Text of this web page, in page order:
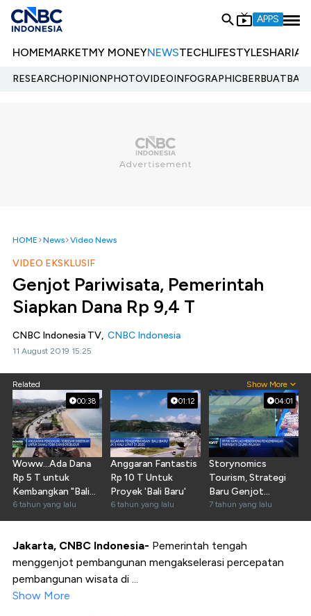
APPS
HOMEMARKETMY MONEYNEWSTECHLIFESTYLESHARIA
RESEARCHOPINIONPHOTOVIDEOINFOGRAPHIC
HOME News Video News
VIDEO EKSKLUSIF
Genjot Pariwisata, Pemerintah
Siapkan Dana Rp 9,4 T
CNBC Indonesia TV, CNBC Indonesia
11 August 2019 15:25
Related Show More
00:38
Woww...Ada Dana
Rp 5 T untuk
Kembangkan "Bali
Baru"
6 tahun yang lalu
01:12
Anggaran Fantastis
Rp 10 T Untuk
Proyek 'Bali Baru'
6 tahun yang lalu
04:01
Storynomics
Tourism, Strategi
Baru Genjot
Pariwisata
7 tahun yang lalu
Jakarta, CNBC Indonesia- Pemerintah tengah
menggenjot pembangunan mengakselerasi percepatan
pembangunan wisata di ...
Show More